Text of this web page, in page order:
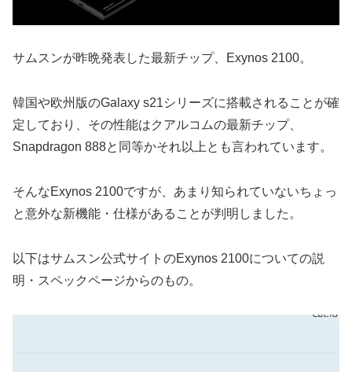
サムスンが昨晩発表した最新チップ、Exynos 2100。
韓国や欧州版のGalaxy s21シリーズに搭載されることが確
定しており、その性能はクアルコムの最新チップ、
Snapdragon 888と同等かそれ以上とも言われています。
そんなExynos 2100ですが、あまり知られていないちょっ
と意外な新機能・仕様があることが判明しました。
以下はサムスン公式サイトのExynos 2100についての説
明・スペックページからのもの。